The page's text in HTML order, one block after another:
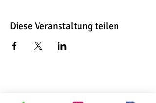
Diese Veranstaltung teilen